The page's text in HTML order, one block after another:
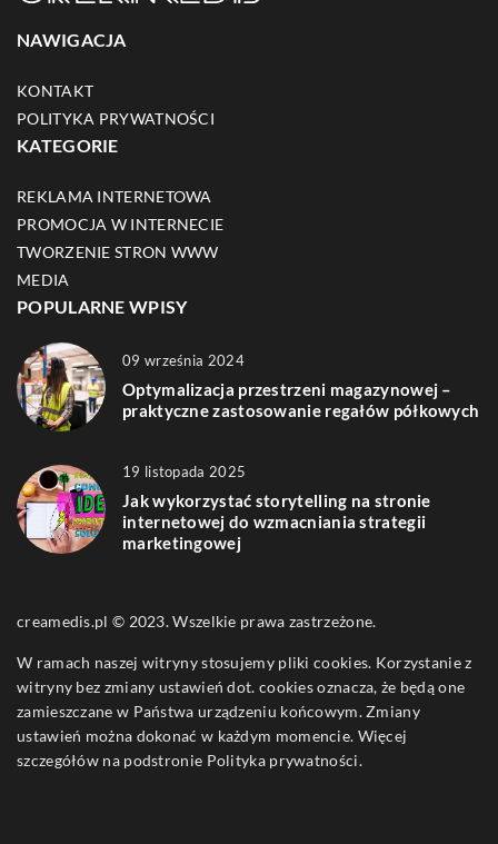
NAWIGACJA
KONTAKT
POLITYKA PRYWATNOŚCI
KATEGORIE
REKLAMA INTERNETOWA
PROMOCJA W INTERNECIE
TWORZENIE STRON WWW
MEDIA
POPULARNE WPISY
09 września 2024
Optymalizacja przestrzeni magazynowej –
praktyczne zastosowanie regałów półkowych
19 listopada 2025
Jak wykorzystać storytelling na stronie
internetowej do wzmacniania strategii
marketingowej
creamedis.pl © 2023. Wszelkie prawa zastrzeżone.
W ramach naszej witryny stosujemy pliki cookies. Korzystanie z
witryny bez zmiany ustawień dot. cookies oznacza, że będą one
zamieszczane w Państwa urządzeniu końcowym. Zmiany
ustawień można dokonać w każdym momencie. Więcej
szczegółów na podstronie Polityka prywatności.